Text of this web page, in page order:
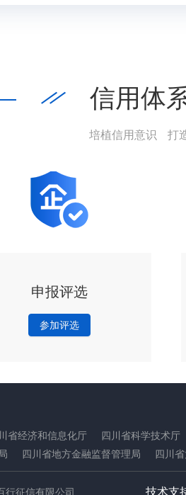
|| 信用体
培植信用意识 打
申报评选
参加评选
省经济和信息化厅 四川省科学技术厅
四川省地方金融监督管理局 四川
行征信有限公司 技术支